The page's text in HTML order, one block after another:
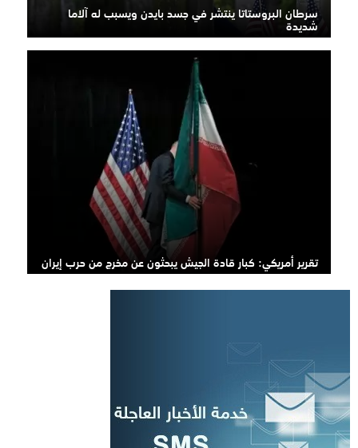
سرطان البروستاتا ينتشر في جسد بايدن ويسبب له آلاما
شديدة
تقرير أمريكي: كبار قادة الجيش يبحثون عن مخرج من حرب إيران